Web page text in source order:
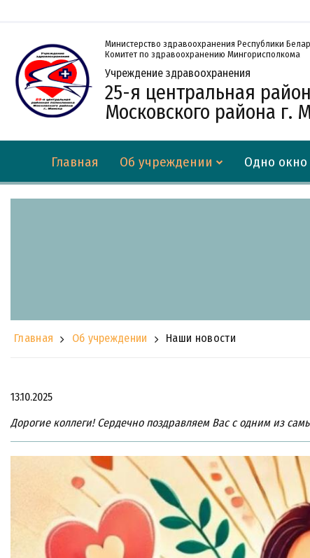
Министерство здравоохранения Республики
Комитет по здравоохранению Мингорисполкома
Учреждение здравоохранения
25-я центральная
Московского района г.
Главная Об учреждении Одно окно
Главная Об учреждении Наши новости
13.10.2025
Дорогие коллеги! Сердечно поздравляем Вас с одним из